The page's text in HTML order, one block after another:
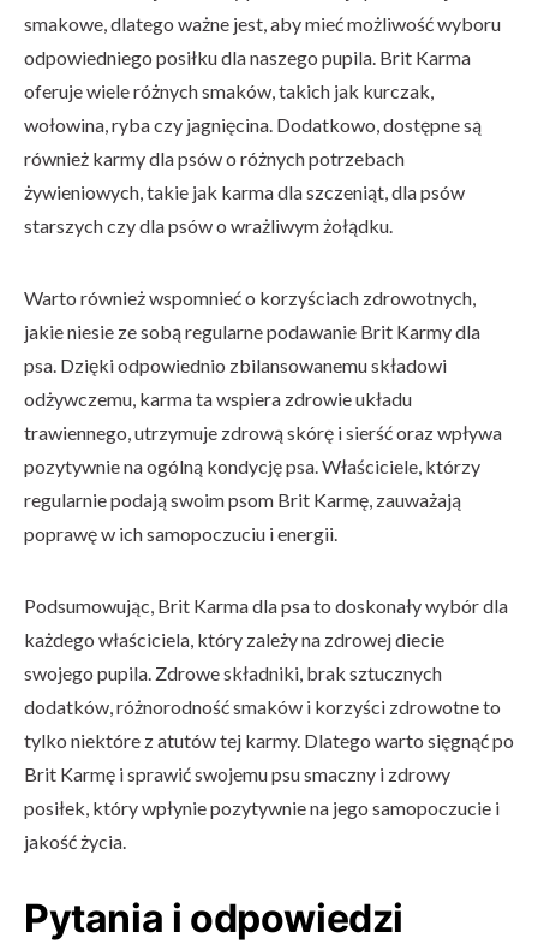
smakowe, dlatego ważne jest, aby mieć możliwość wyboru
odpowiedniego posiłku dla naszego pupila. Brit Karma
oferuje wiele różnych smaków, takich jak kurczak,
wołowina, ryba czy jagnięcina. Dodatkowo, dostępne są
również karmy dla psów o różnych potrzebach
żywieniowych, takie jak karma dla szczeniąt, dla psów
starszych czy dla psów o wrażliwym żołądku.
Warto również wspomnieć o korzyściach zdrowotnych,
jakie niesie ze sobą regularne podawanie Brit Karmy dla
psa. Dzięki odpowiednio zbilansowanemu składowi
odżywczemu, karma ta wspiera zdrowie układu
trawiennego, utrzymuje zdrową skórę i sierść oraz wpływa
pozytywnie na ogólną kondycję psa. Właściciele, którzy
regularnie podają swoim psom Brit Karmę, zauważają
poprawę w ich samopoczuciu i energii.
Podsumowując, Brit Karma dla psa to doskonały wybór dla
każdego właściciela, który zależy na zdrowej diecie
swojego pupila. Zdrowe składniki, brak sztucznych
dodatków, różnorodność smaków i korzyści zdrowotne to
tylko niektóre z atutów tej karmy. Dlatego warto sięgnąć po
Brit Karmę i sprawić swojemu psu smaczny i zdrowy
posiłek, który wpłynie pozytywnie na jego samopoczucie i
jakość życia.
Pytania i odpowiedzi